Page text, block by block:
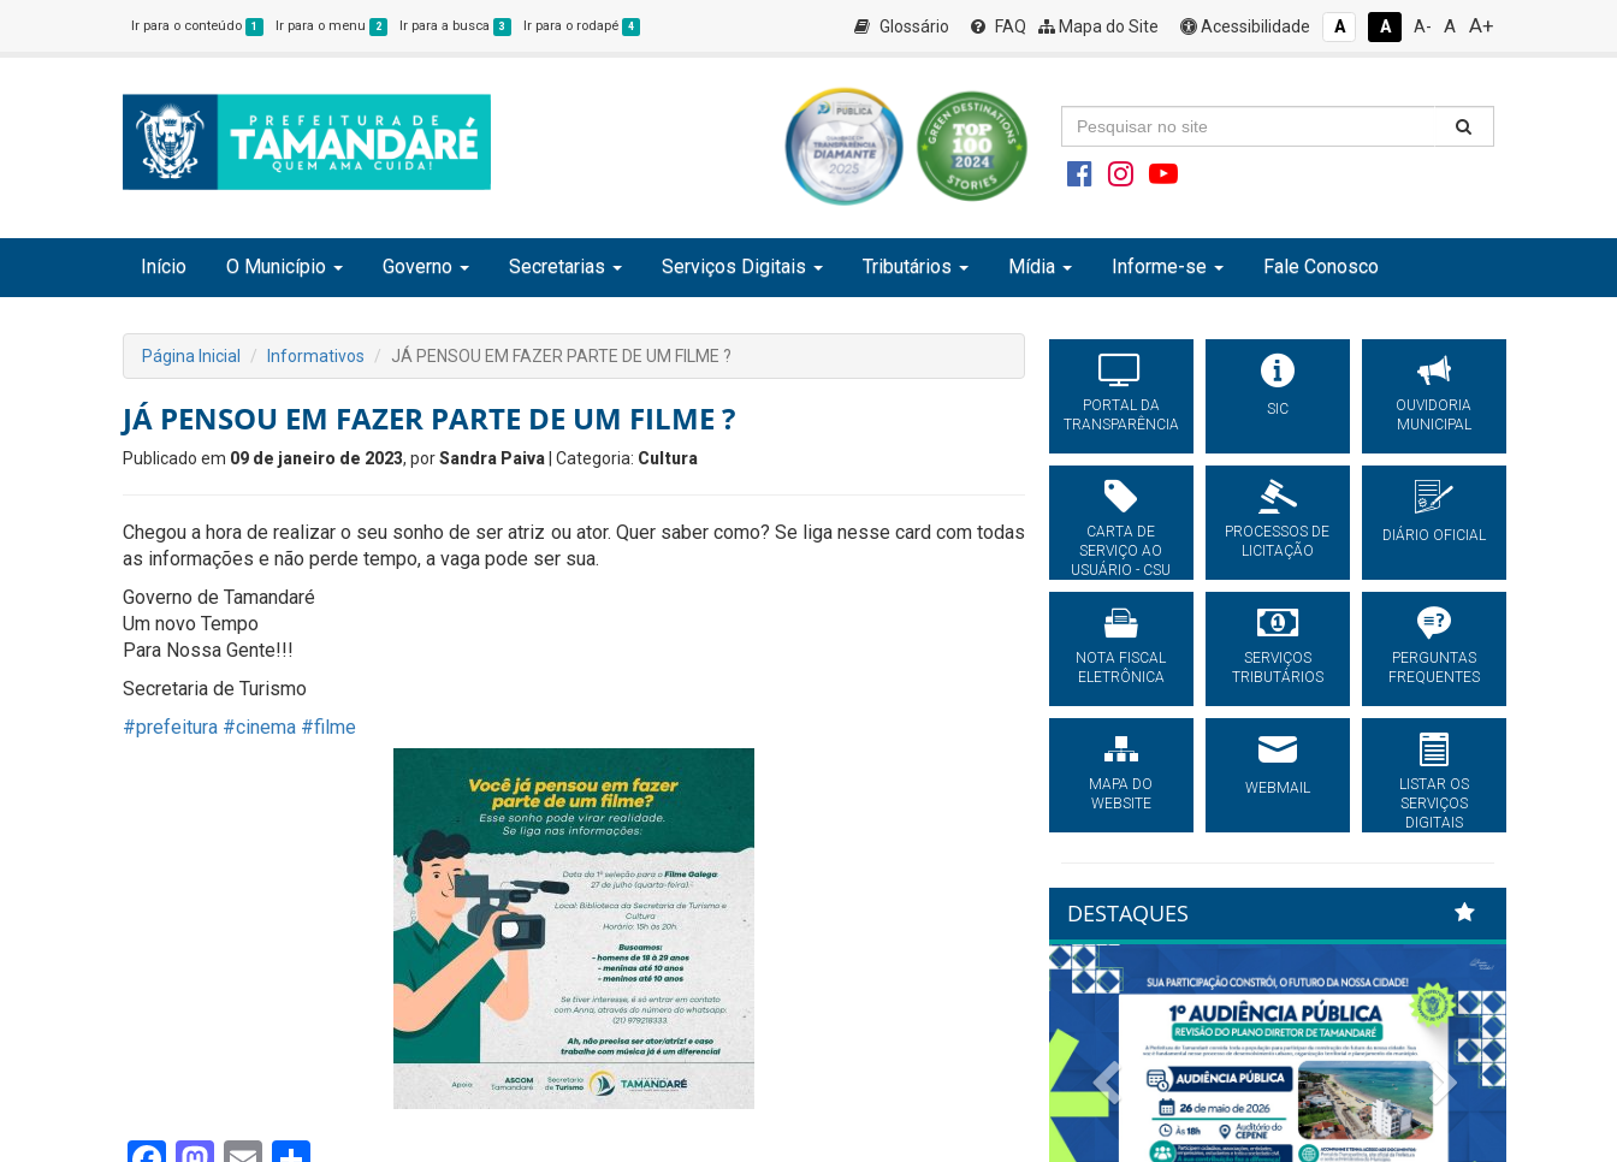
Ir para o conteúdo 1 Ir para o menu 2 Ir para a busca 3 Ir para o rodapé 4 Glossário FAQ Mapa do Site Acessibilidade A A A- A A+
Início O Município Governo Secretarias Serviços Digitais Tributários Mídia Informe-se Fale Conosco
Página Inicial Informativos JÁ PENSOU EM FAZER PARTE DE UM FILME ?
JÁ PENSOU EM FAZER PARTE DE UM FILME ?
Publicado em 09 de janeiro de 2023, porSandra Paiva | Categoria: Cultura
Chegou a hora de realizar o seu sonho de ser atriz ou ator. Quer saber como? Se liga nesse card com todas
as informações e não perde tempo, a vaga pode ser sua.
Governo de Tamandaré
Um novo Tempo
Para Nossa Gente!!!
Secretaria de Turismo
#prefeitura #cinema #filme
PORTAL DA
TRANSPARÊNCIA
SIC
OUVIDORIA
MUNICIPAL
CARTA DE
SERVIÇO AO
USUÁRIO - CSU
PROCESSOS DE
LICITAÇÃO
DIÁRIO OFICIAL
NOTA FISCAL
ELETRÔNICA
SERVIÇOS
TRIBUTÁRIOS
PERGUNTAS
FREQUENTES
MAPA DO
WEBSITE
WEBMAIL
LISTAR OS
SERVIÇOS
DIGITAIS
DESTAQUES
Previous Next